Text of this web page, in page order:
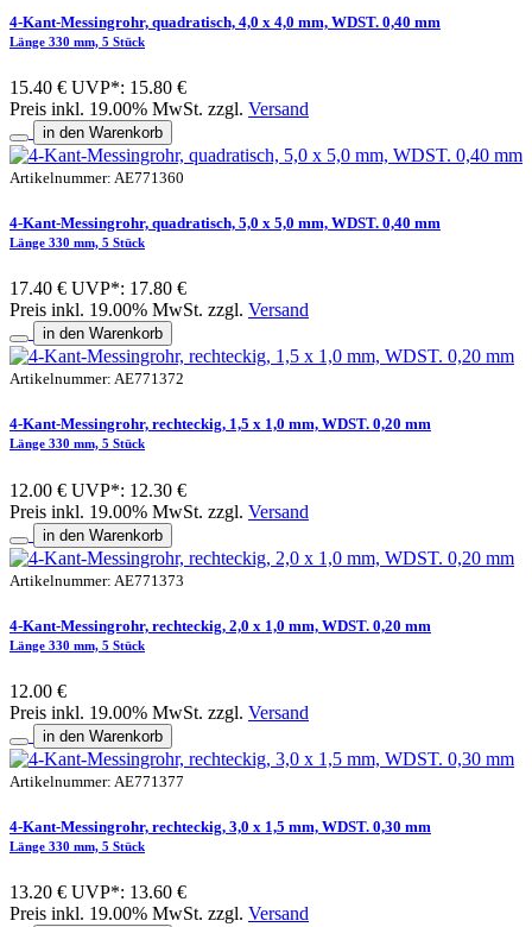
4-Kant-Messingrohr, quadratisch, 4,0 x 4,0 mm, WDST. 0,40 mm
Länge 330 mm, 5 Stück
15.40 € UVP*: 15.80 €
Preis inkl. 19.00% MwSt. zzgl. Versand
in den Warenkorb
Artikelnummer: AE771360
4-Kant-Messingrohr, quadratisch, 5,0 x 5,0 mm, WDST. 0,40 mm
Länge 330 mm, 5 Stück
17.40 € UVP*: 17.80 €
Preis inkl. 19.00% MwSt. zzgl. Versand
in den Warenkorb
Artikelnummer: AE771372
4-Kant-Messingrohr, rechteckig, 1,5 x 1,0 mm, WDST. 0,20 mm
Länge 330 mm, 5 Stück
12.00 € UVP*: 12.30 €
Preis inkl. 19.00% MwSt. zzgl. Versand
in den Warenkorb
Artikelnummer: AE771373
4-Kant-Messingrohr, rechteckig, 2,0 x 1,0 mm, WDST. 0,20 mm
Länge 330 mm, 5 Stück
12.00 €
Preis inkl. 19.00% MwSt. zzgl. Versand
in den Warenkorb
Artikelnummer: AE771377
4-Kant-Messingrohr, rechteckig, 3,0 x 1,5 mm, WDST. 0,30 mm
Länge 330 mm, 5 Stück
13.20 € UVP*: 13.60 €
Preis inkl. 19.00% MwSt. zzgl. Versand